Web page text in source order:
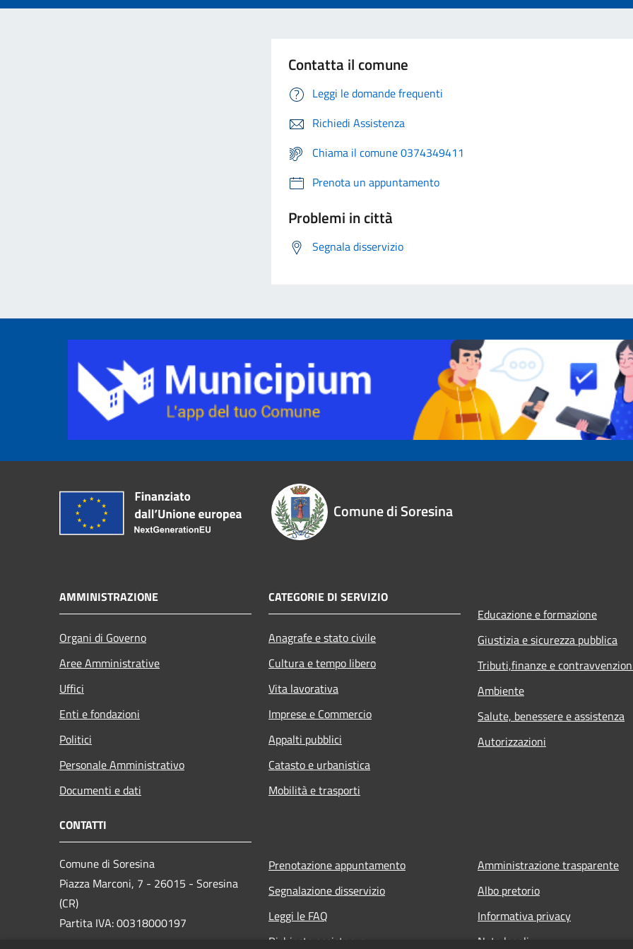
Contatta il comune
Leggi le domande frequenti
Richiedi Assistenza
Chiama il comune 0374349411
Prenota un appuntamento
Problemi in città
Segnala disservizio
Comune di Soresina
AMMINISTRAZIONE
Organi di Governo
Aree Amministrative
Uffici
Enti e fondazioni
Politici
Personale Amministrativo
Documenti e dati
CATEGORIE DI SERVIZIO
Anagrafe e stato civile
Cultura e tempo libero
Vita lavorativa
Imprese e Commercio
Appalti pubblici
Catasto e urbanistica
Mobilità e trasporti
Educazione e formazione
Giustizia e sicurezza pubblica
Tributi,finanze e
Ambiente
Salute, benessere e assistenza
Autorizzazioni
CONTATTI
Comune di Soresina
Piazza Marconi, 7 - 26015 - Soresina
(CR)
Partita IVA: 00318000197
Prenotazione appuntamento
Segnalazione disservizio
Leggi le FAQ
Richiesta assistenza
Amministrazione trasparente
Albo pretorio
Informativa privacy
Note legali